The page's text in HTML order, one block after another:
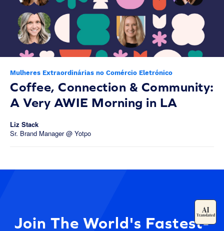
Mulheres Extraordinárias no Comércio Eletrónico
Coffee, Connection & Community:
A Very AWIE Morning in LA
Liz Stack
Sr. Brand Manager @ Yotpo
Join The World's Fastest-